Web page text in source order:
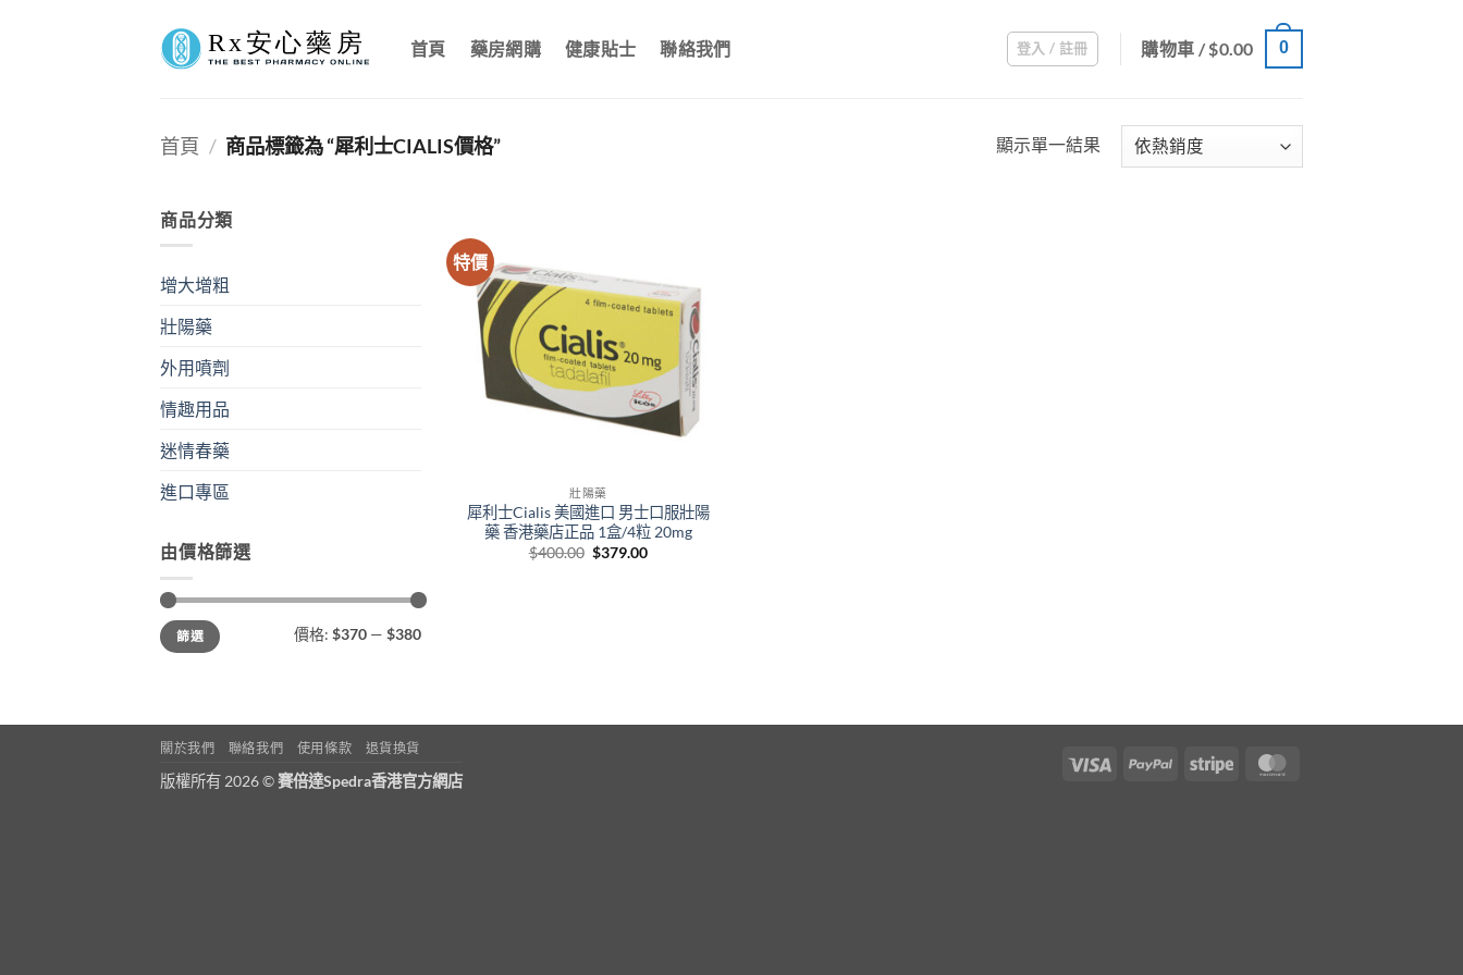
首頁 藥房網購 健康貼士 聯絡我們 登入 / 註冊 購物車 /$0.00 0
首頁 / 商品標籤為 “犀利士CIALIS價格” 顯示單一結果
商品分類
增大增粗
壯陽藥
外用噴劑
情趣用品
迷情春藥
進口專區
由價格篩選
最
低
價
最
高
價
篩選 價格: $370 — $380
特價
壯陽藥
犀利士Cialis 美國進口 男士口服壯陽
藥 香港藥店正品 1盒/4粒 20mg
$400.00 Original
$379.00Current
Visa PayPal Stripe
關於我們 聯絡我們 使用條款 退貨換貨
版權所有 2026 ©賽倍達Spedra香港官方網店